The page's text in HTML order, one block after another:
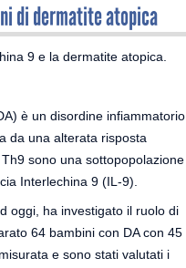
di dermatite atopica
9 e la dermatite atopica.
è un disordine infiammatorio
da una alterata risposta
sono una sottopopolazione
Interlechina 9 (IL-9).
oggi, ha investigato il ruolo di
64 bambini con DA con 45
e sono stati valutati i